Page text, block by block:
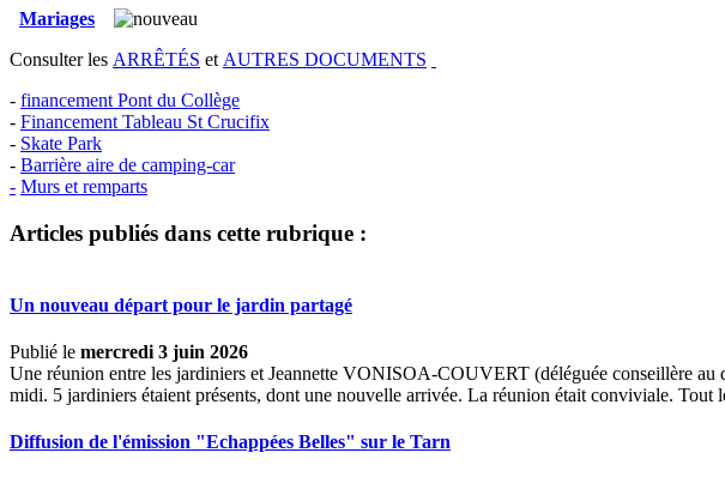
Mariages
Consulter les ARRÊTÉS et AUTRES DOCUMENTS
- financement Pont du Collège
- Financement Tableau St Crucifix
- Skate Park
- Barrière aire de camping-car
- Murs et remparts
Articles publiés dans cette rubrique :
Un nouveau départ pour le jardin partagé
Publié le mercredi 3 juin 2026
Une réunion entre les jardiniers et Jeannette VONISOA-COUVERT (déléguée conseillère
midi. 5 jardiniers étaient présents, dont une nouvelle arrivée. La réunion était conviviale.
Diffusion de l'émission "Echappées Belles" sur le Tarn